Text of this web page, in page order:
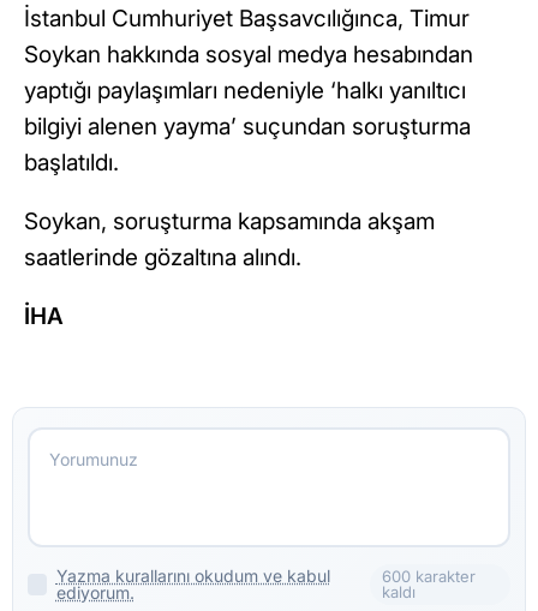
İstanbul Cumhuriyet Başsavcılığınca, Timur
Soykan hakkında sosyal medya hesabından
yaptığı paylaşımları nedeniyle ‘halkı yanıltıcı
bilgiyi alenen yayma’ suçundan soruşturma
başlatıldı.
Soykan, soruşturma kapsamında akşam
saatlerinde gözaltına alındı.
İHA
Yazma kurallarını okudum ve kabul
ediyorum.
600 karakter
kaldı